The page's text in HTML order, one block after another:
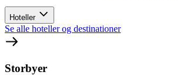
Hoteller
Se alle hoteller og destinationer
Storbyer